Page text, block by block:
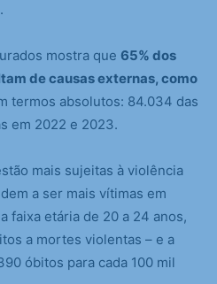
mostra que 65% dos
de causas externas, como
termos absolutos: 84.034 das
em 2022 e 2023.
mais sujeitas à violência
a ser mais vítimas em
faixa etária de 20 a 24 anos,
a mortes violentas – e a
óbitos para cada 100 mil